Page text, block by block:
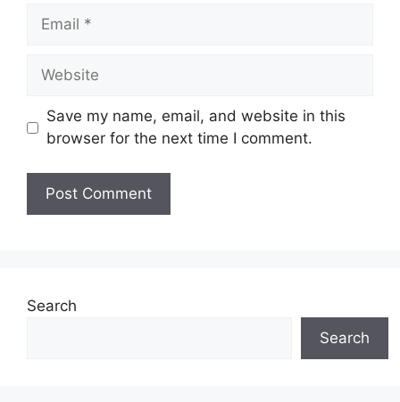
Email
Website
Save my name, email, and website in this
browser for the next time I comment.
Search
Search